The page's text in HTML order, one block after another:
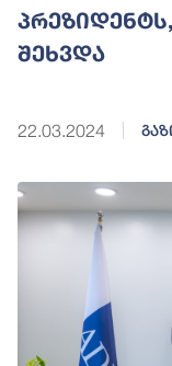
შეხვდა
22.03.2024